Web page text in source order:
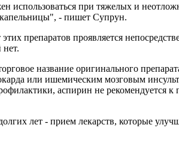
использоваться при тяжелых и
- пишет Супрун.
препаратов проявляется
название оригинального
или ишемическим мозговым
аспирин не рекомендуется
лет - прием лекарств, которые